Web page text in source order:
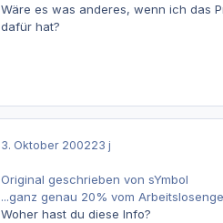
Wäre es was anderes, wenn ich das
dafür hat?
3. Oktober 200223 j
Original geschrieben von sYmbol
...ganz genau 20% vom
Woher hast du diese Info?